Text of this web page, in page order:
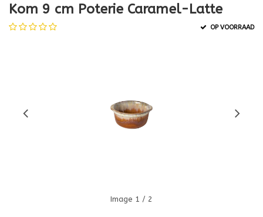
Kom 9 cm Poterie Caramel-Latte
OP VOORRAAD
Image 1 / 2